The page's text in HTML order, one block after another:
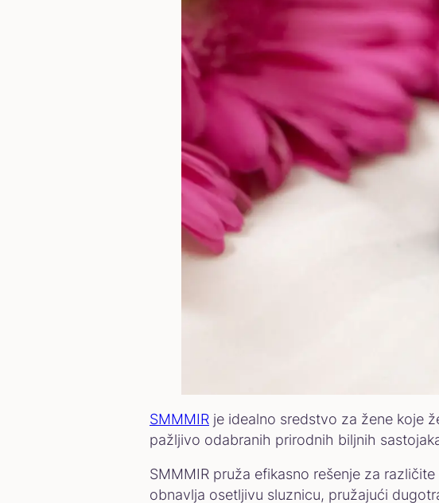
SMMMIR je idealno sredstvo za žene koje
pažljivo odabranih prirodnih biljnih
SMMMIR pruža efikasno rešenje za
obnavlja osetljivu sluznicu, pružajući